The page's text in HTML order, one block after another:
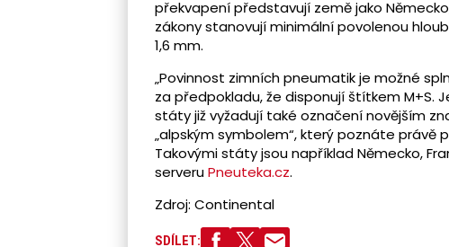
překvapení představují země jako
zákony stanovují minimální povolenou
1,6 mm.
„Povinnost zimních pneumatik je možné
za předpokladu, že disponují štítkem M+S.
státy již vyžadují také označení novějším
„alpským symbolem“, který poznáte právě
Takovými státy jsou například Německo,
serveruPneuteka.cz.
Zdroj: Continental
SDÍLET: